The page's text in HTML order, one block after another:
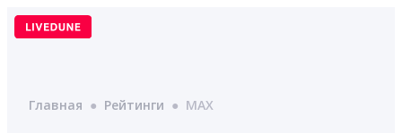
Перейти
Главная ● Рейтинги ● MAX